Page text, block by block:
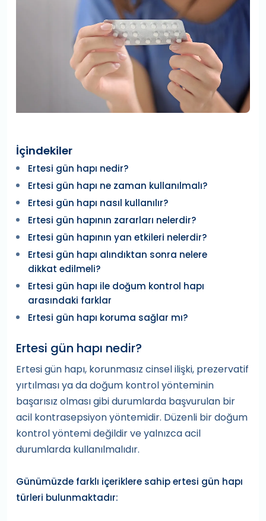
İçindekiler
Ertesi gün hapı nedir?
Ertesi gün hapı ne zaman kullanılmalı?
Ertesi gün hapı nasıl kullanılır?
Ertesi gün hapının zararları nelerdir?
Ertesi gün hapının yan etkileri nelerdir?
Ertesi gün hapı alındıktan sonra nelere
dikkat edilmeli?
Ertesi gün hapı ile doğum kontrol hapı
arasındaki farklar
Ertesi gün hapı koruma sağlar mı?
Ertesi gün hapı nedir?
Ertesi gün hapı, korunmasız cinsel ilişki, prezervatif
yırtılması ya da doğum kontrol yönteminin
başarısız olması gibi durumlarda başvurulan bir
acil kontrasepsiyon yöntemidir. Düzenli bir doğum
kontrol yöntemi değildir ve yalnızca acil
durumlarda kullanılmalıdır.
Günümüzde farklı içeriklere sahip ertesi gün hapı
türleri bulunmaktadır: